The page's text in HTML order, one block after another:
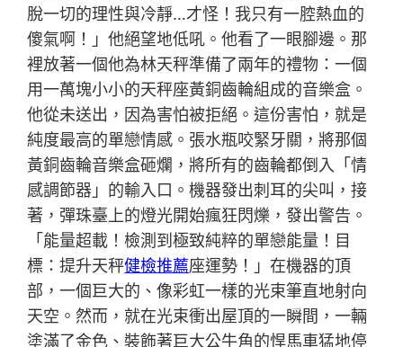
脫一切的理性與冷靜…才怪！我只有一腔熱血的
傻氣啊！」他絕望地低吼。他看了一眼腳邊。那
裡放著一個他為林天秤準備了兩年的禮物：一個
用一萬塊小小的天秤座黃銅齒輪組成的音樂盒。
他從未送出，因為害怕被拒絕。這份害怕，就是
純度最高的單戀情感。張水瓶咬緊牙關，將那個
黃銅齒輪音樂盒砸爛，將所有的齒輪都倒入「情
感調節器」的輸入口。機器發出刺耳的尖叫，接
著，彈珠臺上的燈光開始瘋狂閃爍，發出警告。
「能量超載！檢測到極致純粹的單戀能量！目
標：提升天秤健檢推薦座運勢！」在機器的頂
部，一個巨大的、像彩虹一樣的光束筆直地射向
天空。然而，就在光束衝出屋頂的一瞬間，一輛
塗滿了金色、裝飾著巨大公牛角的悍馬車猛地停